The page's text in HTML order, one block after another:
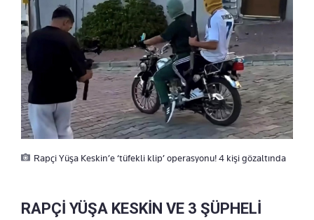
Rapçi Yüşa Keskin’e ‘tüfekli klip’ operasyonu! 4 kişi gözaltında
RAPÇİ YÜŞA KESKİN VE 3 ŞÜPHELİ